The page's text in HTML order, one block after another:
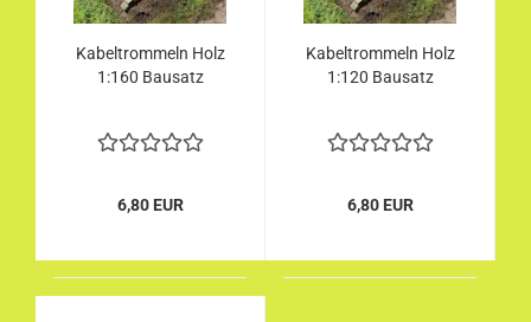
Kabeltrommeln Holz
1:160 Bausatz
6,80 EUR
Kabeltrommeln Holz
1:120 Bausatz
6,80 EUR